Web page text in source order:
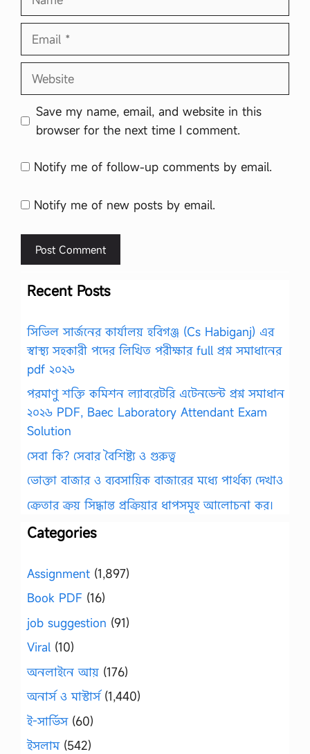
ন
প্র
Email
Website
Save my name, email, and website in this
browser for the next time I comment.
Notify me of follow-up comments by email.
Notify me of new posts by email.
Recent Posts
সিভিল সার্জনের কার্যালয় হবিগঞ্জ (Cs Habiganj) এর
স্বাস্থ্য সহকারী পদের লিখিত পরীক্ষার full প্রশ্ন সমাধানের
pdf ২০২৬
পরমাণু শক্তি কমিশন ল্যাবরেটরি এটেনডেন্ট প্রশ্ন সমাধান
২০২৬ PDF, Baec Laboratory Attendant Exam
Solution
সেবা কি? সেবার বৈশিষ্ট্য ও গুরুত্ব
ভোক্তা বাজার ও ব্যবসায়িক বাজারের মধ্যে পার্থক্য দেখাও
ক্রেতার ক্রয় সিদ্ধান্ত প্রক্রিয়ার ধাপসমূহ আলোচনা কর।
Categories
Assignment (1,897)
Book PDF (16)
job suggestion (91)
Viral (10)
অনলাইনে আয় (176)
অনার্স ও মাস্টার্স(1,440)
ই-সার্ভিস(60)
ইসলাম(542)